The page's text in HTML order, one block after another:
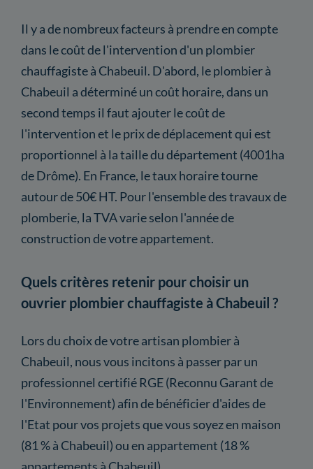
Il y a de nombreux facteurs à prendre en compte
dans le coût de l'intervention d'un plombier
chauffagiste à Chabeuil. D'abord, le plombier à
Chabeuil a déterminé un coût horaire, dans un
second temps il faut ajouter le coût de
l'intervention et le prix de déplacement qui est
proportionnel à la taille du département (4001ha
de Drôme). En France, le taux horaire tourne
autour de 50€ HT. Pour l'ensemble des travaux de
plomberie, la TVA varie selon l'année de
construction de votre appartement.
Quels critères retenir pour choisir un
ouvrier plombier chauffagiste à Chabeuil ?
Lors du choix de votre artisan plombier à
Chabeuil, nous vous incitons à passer par un
professionnel certifié RGE (Reconnu Garant de
l'Environnement) afin de bénéficier d'aides de
l'Etat pour vos projets que vous soyez en maison
(81 % à Chabeuil) ou en appartement (18 %